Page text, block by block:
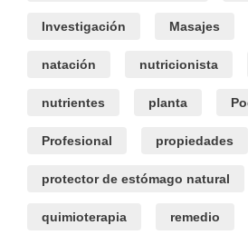
Investigación Masajes
natación nutricionista
nutrientes planta
Profesional propiedades
protector de estómago natural
quimioterapia remedio